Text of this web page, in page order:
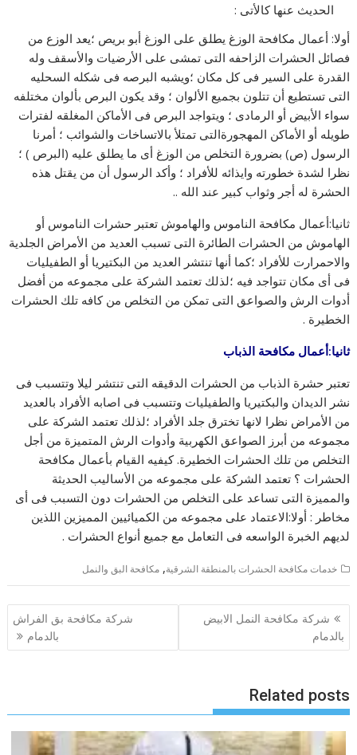
الحديث عنها كالأتى :
أولا: أعمال مكافحة الوزغ يطلق على الوزغ أبو بريص ؛يعد الوزع من
فصائل الحشرات الزاحفه التى تمشى على الأرضيات والأسقف وله
القدرة على السير فى كل مكان ؛ويشبه البرصه فى شكله السحليه
التى تستطيع أن تتلون بجميع الألوان ؛ وقد يكون البرص بألوان مختلفه
سواء الأبيض أو الرمادى ؛ ويتواجد البرص فى الأماكن المغلقه لفترات
طويله أو الأماكن المهجورةالتى تمتلأ بالاتساخات والشوائب ؛ أمرنا
الرسول (ص) بضرورة التخلص من الوزغ أى ما يطلق عليه (البرص ) ؛
نظرا لشدة خطورته وايذائه للأفراد ؛ وأكد الرسول أن من يقتل هذه
الحشرة له أجر وثواب كبير عند الله ..
ثانيا:أعمال مكافحة الناموس والهاموش تعتبر حشرات الناموس أو
الهاموش من الحشرات الطائرة التى تسبب العديد من الأمراض الجلدية
والاحمرارت للأفراد ؛كما أنها تنتشر العديد من البكتيريا أو الطفيليات
فى أى مكان تتواجد فيه ؛لذلك تعتمد الشركة على مجموعه من أفضل
أدوات الرش والصواعق التى تمكن من التخلص من كافه تلك الحشرات
الخطيرة .
ثانيا:أعمال مكافحة الذباب
تعتبر حشرة الذباب من الحشرات الدقيقه التى تنتشر ليلا وتتسبب فى
نشر الديدان والبكتيريا والطفيليات وتتسبب فى اصابه الأفراد بالعديد
من الأمراض نظرا لانها تخترق جلد الأفراد ؛لذلك تعتمد الشركة على
مجموعه من أبرز الصواعق الكهربية وأدوات الرش المتميزة من أجل
التخلص من تلك الحشرات الخطيرة. كيفيه القيام بأعمال مكافحة
الحشرات ؟ تعتمد الشركة على مجموعه من الأساليب الحديثة
والمميزة التى تساعد على التخلص من الحشرات دون التسبب فى أى
مخاطر : أولا:الاعتماد على مجموعه من الكميائيين المميزين اللذين
لديهم الخبرة الواسعه فى التعامل مع جميع أنواع الحشرات .
خدمات مكافحة الحشرات بالمنطقة الشرقية,مكافحة البق والنمل
تصفّح
المقالات
شركة مكافحة النمل الابيض
بالدمام
شركة مكافحة بق الفراش
بالدمام
Related posts